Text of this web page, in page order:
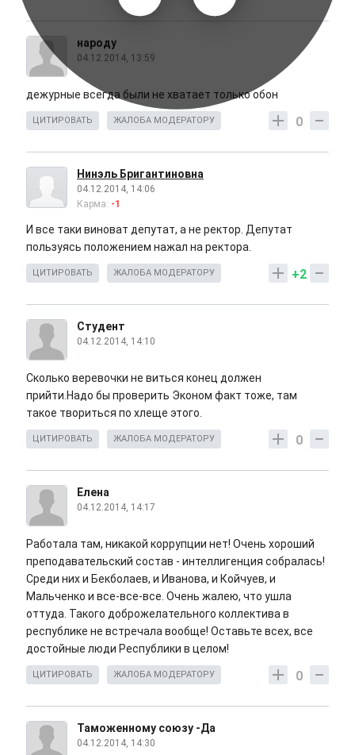
народу
04.12.2014, 13:59
дежурные всегда были не хватает только обон
0
ЦИТИРОВАТЬ ЖАЛОБА МОДЕРАТОРУ
Нинэль Бригантиновна
04.12.2014, 14:06
Карма: -1
И все таки виноват депутат, а не ректор. Депутат
пользуясь положением нажал на ректора.
+2
ЦИТИРОВАТЬ ЖАЛОБА МОДЕРАТОРУ
Студент
04.12.2014, 14:10
Сколько веревочки не виться конец должен
прийти.Надо бы проверить Эконом факт тоже, там
такое твориться по хлеще этого.
0
ЦИТИРОВАТЬ ЖАЛОБА МОДЕРАТОРУ
Елена
04.12.2014, 14:17
Работала там, никакой коррупции нет! Очень хороший
преподавательский состав - интеллигенция собралась!
Среди них и Бекболаев, и Иванова, и Койчуев, и
Мальченко и все-все-все. Очень жалею, что ушла
оттуда. Такого доброжелательного коллектива в
республике не встречала вообще! Оставьте всех, все
достойные люди Республики в целом!
0
ЦИТИРОВАТЬ ЖАЛОБА МОДЕРАТОРУ
Таможенному союзу -Да
04.12.2014, 14:30